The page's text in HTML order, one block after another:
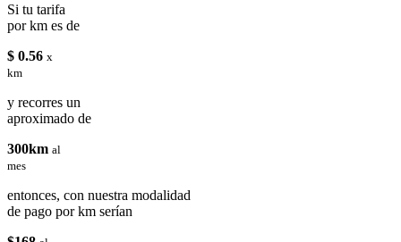
Si tu tarifa
por km es de
$ 0.56 x
km
y recorres un
aproximado de
300km al
mes
entonces, con nuestra modalidad
de pago por km serían